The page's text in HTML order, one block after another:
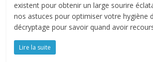
existent pour obtenir un large sourire
nos astuces pour optimiser votre hygiène
décryptage pour savoir quand avoir
Lire la suite